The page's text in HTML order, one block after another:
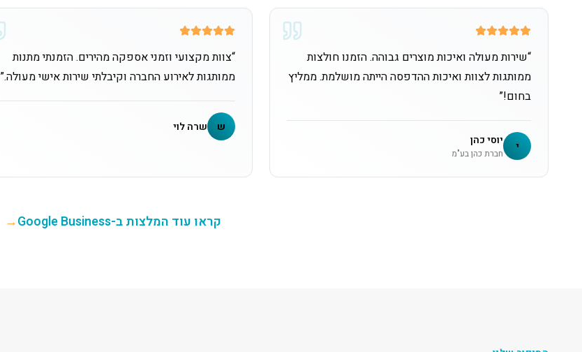
“שירות מעולה ואיכות מוצרים גבוהה. הזמנו חולצות
ממותגות לצוות ואיכות ההדפסה הייתה מושלמת. ממליץ
בחום!”
י יוסי כהן
חברת כהן בע"מ
“צוות מקצועי וזמני אספקה מהירים. הזמנתי מתנות
ממותגות לאירוע החברה וקיבלתי שירות אישי מעולה.”
ש שרה לוי
קראו עוד המלצות ב-Google Business →